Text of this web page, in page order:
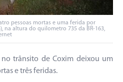
pessoas mortas e uma ferida por
na altura do quilometro 735 da BR-163,
trânsito de Coxim deixou um
e três feridas.